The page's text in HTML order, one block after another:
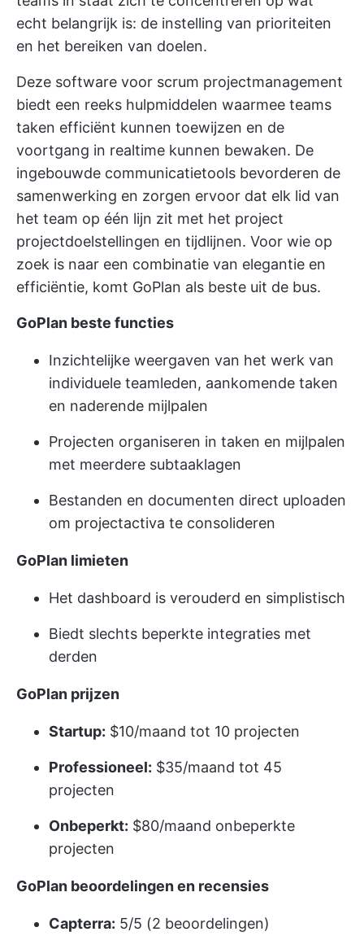
echt belangrijk is: de instelling van prioriteiten
en het bereiken van doelen.
Deze software voor scrum projectmanagement
biedt een reeks hulpmiddelen waarmee teams
taken efficiënt kunnen toewijzen en de
voortgang in realtime kunnen bewaken. De
ingebouwde communicatietools bevorderen de
samenwerking en zorgen ervoor dat elk lid van
het team op één lijn zit met het project
projectdoelstellingen en tijdlijnen. Voor wie op
zoek is naar een combinatie van elegantie en
efficiëntie, komt GoPlan als beste uit de bus.
GoPlan beste functies
Inzichtelijke weergaven van het werk van
individuele teamleden, aankomende taken
en naderende mijlpalen
Projecten organiseren in taken en mijlpalen
met meerdere subtaaklagen
Bestanden en documenten direct uploaden
om projectactiva te consolideren
GoPlan limieten
Het dashboard is verouderd en simplistisch
Biedt slechts beperkte integraties met
derden
GoPlan prijzen
Startup: $10/maand tot 10 projecten
Professioneel: $35/maand tot 45
projecten
Onbeperkt: $80/maand onbeperkte
projecten
GoPlan beoordelingen en recensies
Capterra: 5/5 (2 beoordelingen)